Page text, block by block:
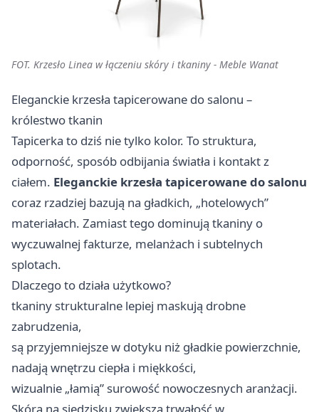
FOT. Krzesło Linea w łączeniu skóry i tkaniny - Meble Wanat
Eleganckie krzesła tapicerowane do salonu –
królestwo tkanin
Tapicerka to dziś nie tylko kolor. To struktura,
odporność, sposób odbijania światła i kontakt z
ciałem. Eleganckie krzesła tapicerowane do salonu
coraz rzadziej bazują na gładkich, „hotelowych”
materiałach. Zamiast tego dominują tkaniny o
wyczuwalnej fakturze, melanżach i subtelnych
splotach.
Dlaczego to działa użytkowo?
tkaniny strukturalne lepiej maskują drobne
zabrudzenia,
są przyjemniejsze w dotyku niż gładkie powierzchnie,
nadają wnętrzu ciepła i miękkości,
wizualnie „łamią” surowość nowoczesnych aranżacji.